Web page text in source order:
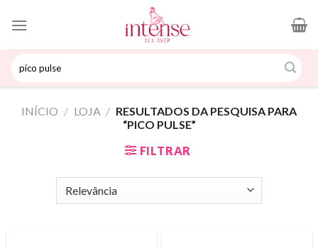
por:
INÍCIO / LOJA / RESULTADOS DA PESQUISA PARA
“PICO PULSE”
FILTRAR